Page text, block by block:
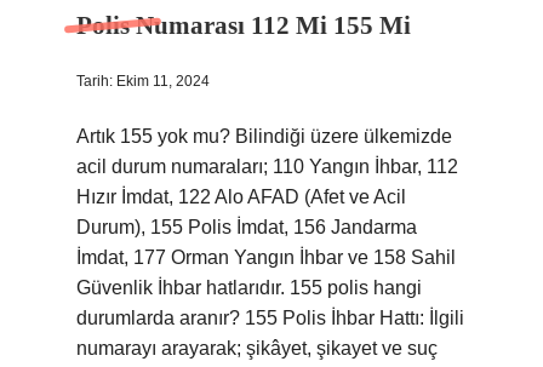
Polis Numarası 112 Mi 155 Mi
Tarih: Ekim 11, 2024
Artık 155 yok mu? Bilindiği üzere ülkemizde
acil durum numaraları; 110 Yangın İhbar, 112
Hızır İmdat, 122 Alo AFAD (Afet ve Acil
Durum), 155 Polis İmdat, 156 Jandarma
İmdat, 177 Orman Yangın İhbar ve 158 Sahil
Güvenlik İhbar hatlarıdır. 155 polis hangi
durumlarda aranır? 155 Polis İhbar Hattı: İlgili
numarayı arayarak; şikâyet, şikayet ve suç